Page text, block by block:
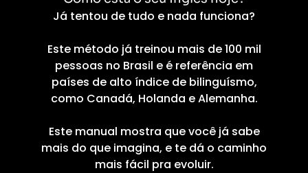
Já tentou de tudo e nada funciona?
Este método já treinou mais de 100 mil
pessoas no Brasil e é referência em
países de alto índice de bilinguísmo,
como Canadá, Holanda e Alemanha.
Este manual mostra que você já sabe
mais do que imagina, e te dá o caminho
mais fácil pra evoluir.